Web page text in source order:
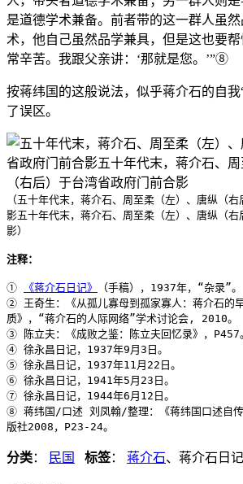
是道德学术兼备。前者带的这一群人虽
术，他自己虽然品学兼具，但是这也要
常辛苦。我跟父亲讲：‘那就是您。’”⑧
按蒋纬国的这般说法，似乎蒋介石的自我
了误区。
（五十年代末，蒋介石、周至柔（左）、唐纵（
影五十年代末，蒋介石、周至柔（左）、唐纵（
影）
注释：
① 《蒋介石日记》
（手稿），1937年，“杂录”。
② 王奇生：《从孤儿寡母到孤家寡人：蒋介石的
质》，“蒋介石的人际网络”学术讨论会, 2010。
③ 陈立夫：《成败之鉴：陈立夫回忆录》，P457
④ 徐永昌日记，1937年9月3日。
⑤ 徐永昌日记，1937年11月22日。
⑥ 徐永昌日记，1941年5月23日。
⑦ 徐永昌日记，1944年6月12日。
⑧ 蒋纬国/口述 刘凤翰/整理：《蒋纬国口述自传
版社2008，P23-24。
分类： 民国 标签： 蒋介石、蒋介石日记